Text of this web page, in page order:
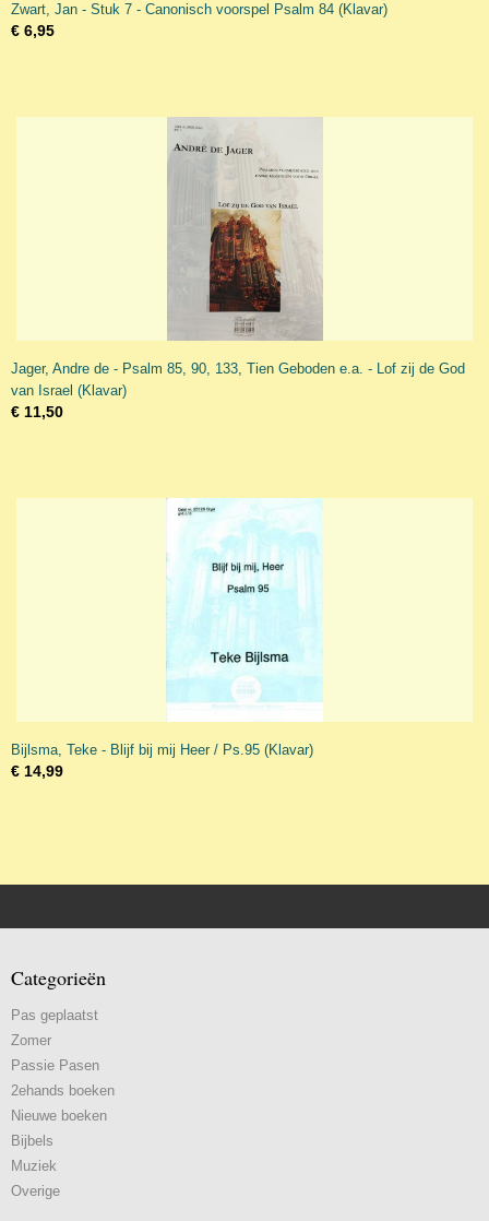
Zwart, Jan - Stuk 7 - Canonisch voorspel Psalm 84 (Klavar)
€ 6,95
Jager, Andre de - Psalm 85, 90, 133, Tien Geboden e.a. - Lof zij de God
van Israel (Klavar)
€ 11,50
Bijlsma, Teke - Blijf bij mij Heer / Ps.95 (Klavar)
€ 14,99
Categorieën
Pas geplaatst
Zomer
Passie Pasen
2ehands boeken
Nieuwe boeken
Bijbels
Muziek
Overige